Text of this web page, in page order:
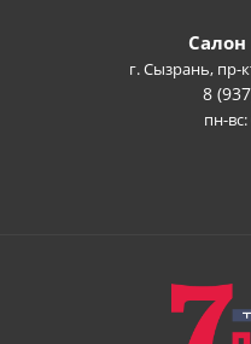
г. Сызрань, пр-
8
пн-вс: